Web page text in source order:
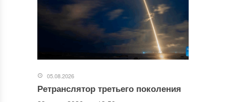
05.08.2026
Ретранслятор третьего поколения